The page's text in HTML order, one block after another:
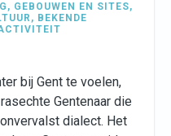
, GEBOUWEN EN SITES,
, BEKENDE
bij Gent te voelen,
Gentenaar die
dialect. Het